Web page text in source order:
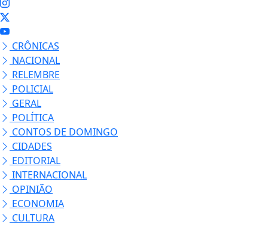
CRÔNICAS
NACIONAL
RELEMBRE
POLICIAL
GERAL
POLÍTICA
CONTOS DE DOMINGO
CIDADES
EDITORIAL
INTERNACIONAL
OPINIÃO
ECONOMIA
CULTURA